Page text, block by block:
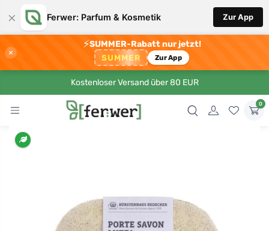
× Ferwer: Parfum & Kosmetik Zur App
×
⚡SUMMER-Rabatt nur jetzt!
SUMMER Zur App
Kostenloser Versand über 80 EUR
0